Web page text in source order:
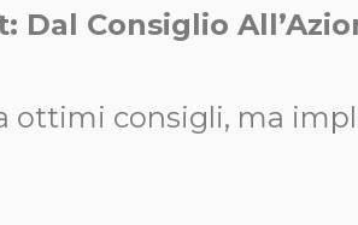
Consiglio
ottimi consigli, ma